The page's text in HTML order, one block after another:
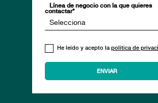
Línea de negocio con la que quieres
contactar*
He leído y acepto la política de